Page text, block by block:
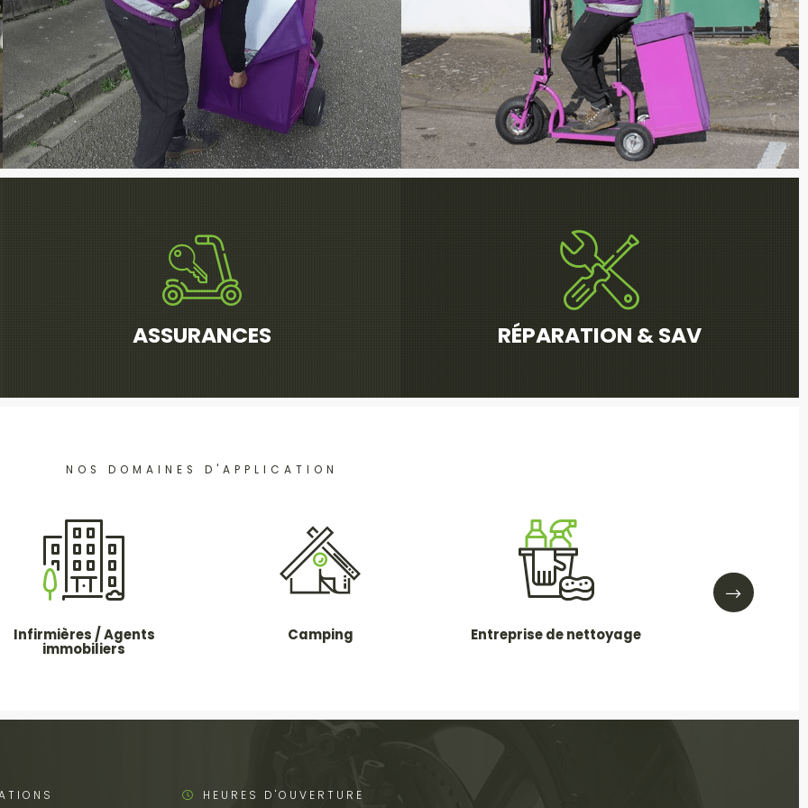
ASSURANCES RÉPARATION & SAV
NOS DOMAINES D'APPLICATION
Infirmières / Agents
immobiliers
Camping Entreprise de nettoyage
HEURES D'OUVERTURE